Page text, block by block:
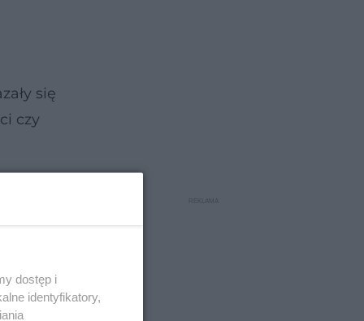
się
czy
dostęp i
identyfikatory,